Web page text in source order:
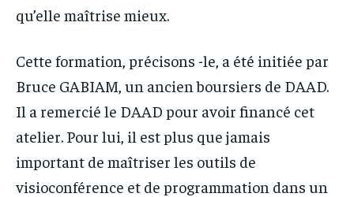
qu’elle maîtrise mieux.
Cette formation, précisons -le, a été initiée par
Bruce GABIAM, un ancien boursiers de DAAD.
Il a remercié le DAAD pour avoir financé cet
atelier. Pour lui, il est plus que jamais
important de maîtriser les outils de
visioconférence et de programmation dans un